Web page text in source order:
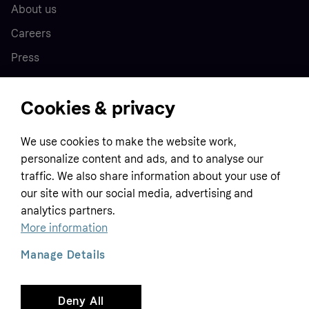
About us
Careers
Press
Home
Customer service
Terms & conditions
Privacy policy
Tracking technology notice
Business
Sell with Klarna
Contact us
Global
Cookies & privacy
We use cookies to make the website work,
personalize content and ads, and to analyse our
traffic. We also share information about your use of
our site with our social media, advertising and
analytics partners.
More information
Deny All
Manage Details